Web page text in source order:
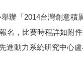
辦「2014台灣創意積
名，比賽時程詳如附件
力系統研究中心盧